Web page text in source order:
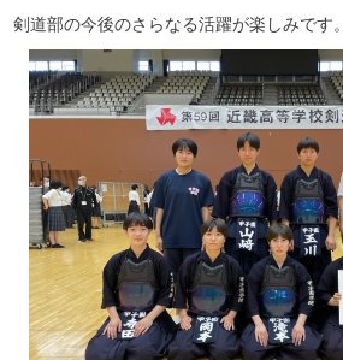
剣道部の今後のさらなる活躍が楽しみです。